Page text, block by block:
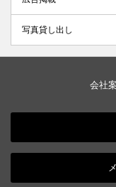
写真貸し出し
会社